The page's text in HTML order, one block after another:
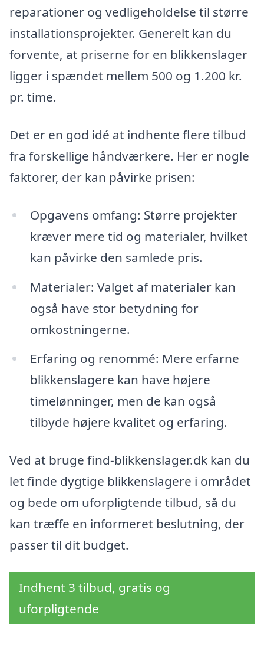
reparationer og vedligeholdelse til større
installationsprojekter. Generelt kan du
forvente, at priserne for en blikkenslager
ligger i spændet mellem 500 og 1.200 kr.
pr. time.
Det er en god idé at indhente flere tilbud
fra forskellige håndværkere. Her er nogle
faktorer, der kan påvirke prisen:
Opgavens omfang: Større projekter
kræver mere tid og materialer, hvilket
kan påvirke den samlede pris.
Materialer: Valget af materialer kan
også have stor betydning for
omkostningerne.
Erfaring og renommé: Mere erfarne
blikkenslagere kan have højere
timelønninger, men de kan også
tilbyde højere kvalitet og erfaring.
Ved at bruge find-blikkenslager.dk kan du
let finde dygtige blikkenslagere i området
og bede om uforpligtende tilbud, så du
kan træffe en informeret beslutning, der
passer til dit budget.
Indhent 3 tilbud, gratis og
uforpligtende